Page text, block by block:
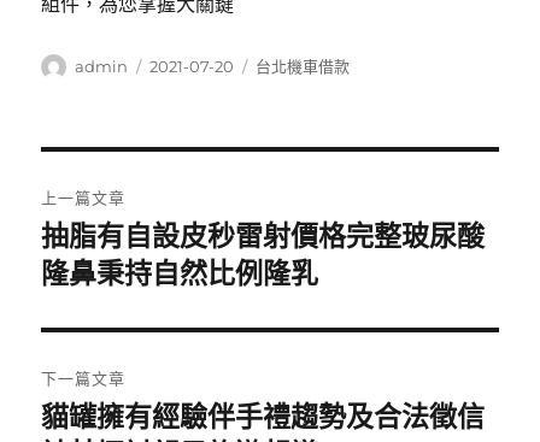
作
admin
發
2021-07-20
分
台北機車借款
章
導
覽
上一篇文章
上
一
文
章:
抽脂有自設皮秒雷射價格完整玻尿酸
隆鼻秉持自然比例隆乳
下一篇文章
下
貓罐擁有經驗伴手禮趨勢及合法徵信